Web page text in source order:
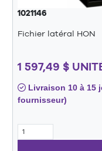
1021146
Fichier latéral HON
1 597,49 $
Livraison 10 à 15
fournisseur)